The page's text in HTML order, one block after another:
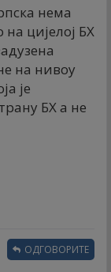
нема
цијелој БХ
на нивоу
је
БХ а не
ОДГОВОРИТЕ